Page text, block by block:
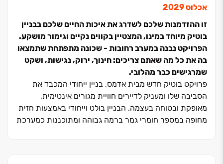
אכלוס 2029
זו ההזדמנות שלכם לשדרג את איכות החיים שלכם בבניין
בוטיק מיוחד במינו, המצטיין בקווים נקיים וגימור מושקע.
הפרויקט נבנה במערב רחובות - שכונה מתפתחת שתמצאו
בה את כל מה שאתם צריכים: חינוך, ירוק, נגישות, ושקט
שמרגישים כבר מהלובי.
פרויקט בוטיק חדש מבית אדמס, בניין ייחודי המכבד את
הסביבה שלו ומעניק לדיירים חוויית מגורים אינטימית,
מאופקת ובטוחה בעצמה. הבניין בולט וייחודי באמצעות חזית
מחופה במספר חומרי גמר ברמה גבוהה ומתוכננות כמערכת